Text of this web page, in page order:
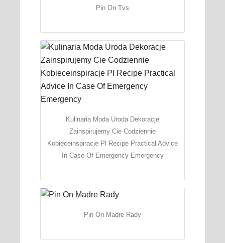
Pin On Tvs
Kulinaria Moda Uroda Dekoracje
Zainspirujemy Cie Codziennie
Kobieceinspiracje Pl Recipe Practical Advice
In Case Of Emergency Emergency
Pin On Madre Rady